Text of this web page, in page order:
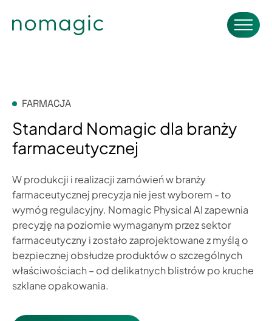
FARMACJA
Standard Nomagic dla branży
farmaceutycznej
W produkcji i realizacji zamówień w branży
farmaceutycznej precyzja nie jest wyborem - to
wymóg regulacyjny. Nomagic Physical AI zapewnia
precyzję na poziomie wymaganym przez sektor
farmaceutyczny i zostało zaprojektowane z myślą o
bezpiecznej obsłudze produktów o szczególnych
właściwościach – od delikatnych blistrów po kruche
szklane opakowania.